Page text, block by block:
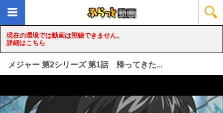
現在の環境では動画は視聴できません。
詳細はこちら
メジャー 第2シリーズ 第1話 帰ってきた...